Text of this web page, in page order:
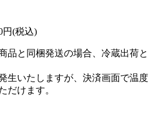
円(税込)
品と同梱発送の場合、冷蔵出荷と
生いたしますが、決済画面で温度
だけます。